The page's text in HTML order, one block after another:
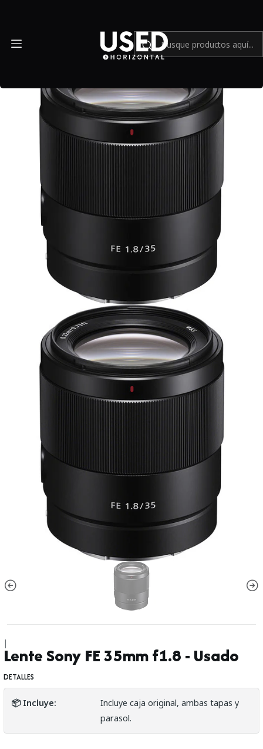
|
Lente Sony FE 35mm f1.8 - Usado
DETALLES
📦 Incluye:
Incluye caja original, ambas tapas y
parasol.